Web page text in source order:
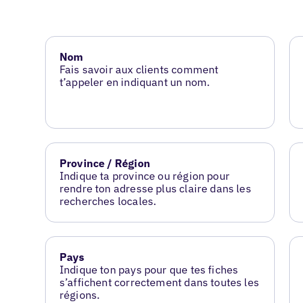
Nom
Fais savoir aux clients comment
t’appeler en indiquant un nom.
Province / Région
Indique ta province ou région pour
rendre ton adresse plus claire dans les
recherches locales.
Pays
Indique ton pays pour que tes fiches
s’affichent correctement dans toutes les
régions.